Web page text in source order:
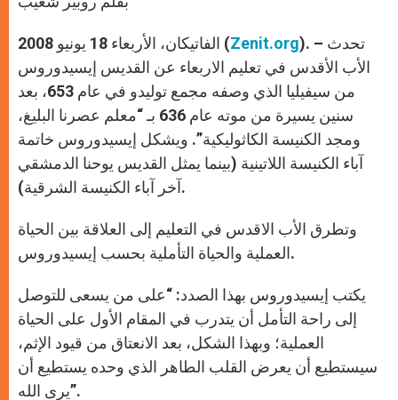
p e k
الفاتيكان، الأربعاء 18 يونيو 2008 (Zenit.org). – تحدث
الأب الأقدس في تعليم الاربعاء عن القديس إيسيدوروس
من سيفيليا الذي وصفه مجمع توليدو في عام 653، بعد
سنين يسيرة من موته عام 636 بـ “معلم عصرنا البليغ،
ومجد الكنيسة الكاثوليكية”. ويشكل إيسيدوروس خاتمة
آباء الكنيسة اللاتينية (بينما يمثل القديس يوحنا الدمشقي
آخر آباء الكنيسة الشرقية).
وتطرق الأب الاقدس في التعليم إلى العلاقة بين الحياة
العملية والحياة التأملية بحسب إيسيدوروس.
يكتب إيسيدوروس بهذا الصدد: “على من يسعى للتوصل
إلى راحة التأمل أن يتدرب في المقام الأول على الحياة
العملية؛ وبهذا الشكل، بعد الانعتاق من قيود الإثم،
سيستطيع أن يعرض القلب الطاهر الذي وحده يستطيع أن
يرى الله”.